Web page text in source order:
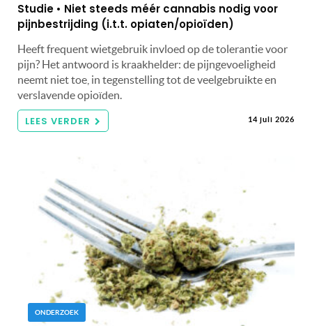
Studie • Niet steeds méér cannabis nodig voor
pijnbestrijding (i.t.t. opiaten/opioïden)
Heeft frequent wietgebruik invloed op de tolerantie voor
pijn? Het antwoord is kraakhelder: de pijngevoeligheid
neemt niet toe, in tegenstelling tot de veelgebruikte en
verslavende opioïden.
LEES VERDER 14 juli 2026
ONDERZOEK